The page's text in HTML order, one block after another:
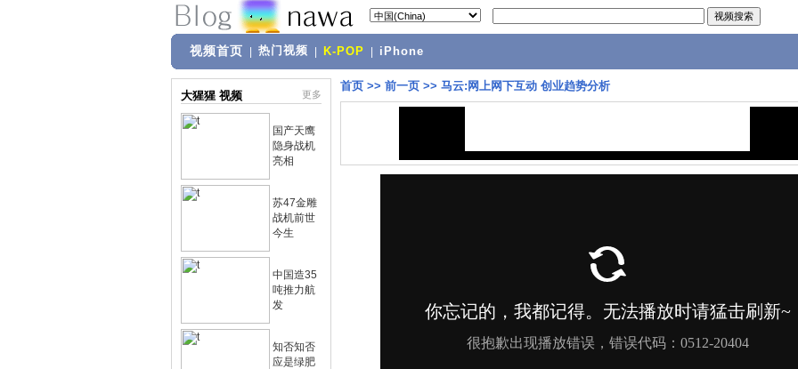
视频首页 热门视频 K-POP iPhone
大猩猩 视频 更多
国产天鹰
隐身战机
亮相
苏47金雕
战机前世
今生
中国造35
吨推力航
发
知否知否
应是绿肥
首页 >> 前一页 >> 马云:网上网下互动 创业趋势分析